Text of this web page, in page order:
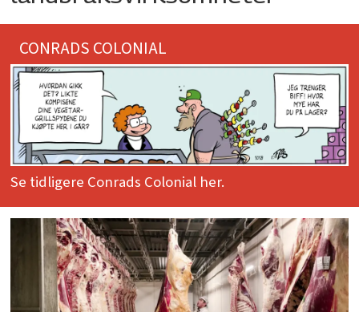
CONRADS COLONIAL
Se tidligere Conrads Colonial her.